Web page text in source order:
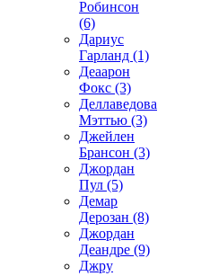
Робинсон
(6)
Дариус
Гарланд (1)
Деаарон
Фокс (3)
Деллаведова
Мэттью (3)
Джейлен
Брансон (3)
Джордан
Пул (5)
Демар
Дерозан (8)
Джордан
Деандре (9)
Джру